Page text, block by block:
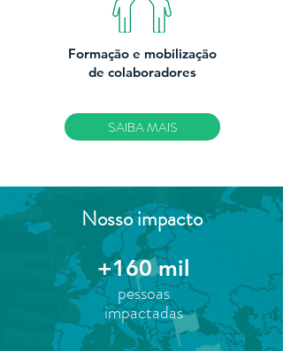
Formação e mobilização
de colaboradores
SAIBA MAIS
Nosso impacto
+160 mil
pessoas
impactadas